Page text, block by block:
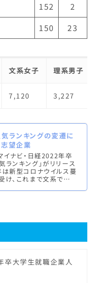
152
2
150 23
文系女子 理系男子
7,120 3,227
ランキングの変遷に
望企業
イナビ・日経2022年卒
ランキング」がリリース
は新型コロナウイルス蔓
け、これまで文系では
卒大学生就職企業人